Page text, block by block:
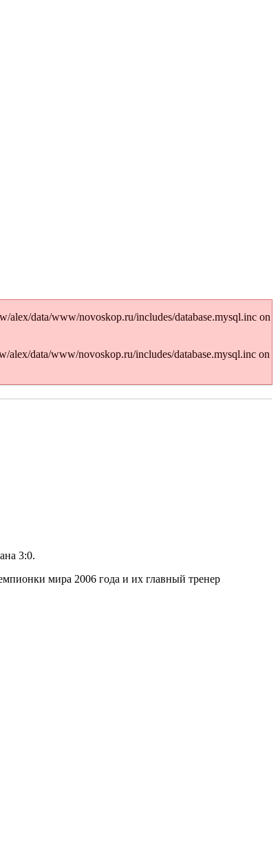
data/www/novoskop.ru/includes/database.mysql.inc on
data/www/novoskop.ru/includes/database.mysql.inc on
3:0.
мира 2006 года и их главный тренер